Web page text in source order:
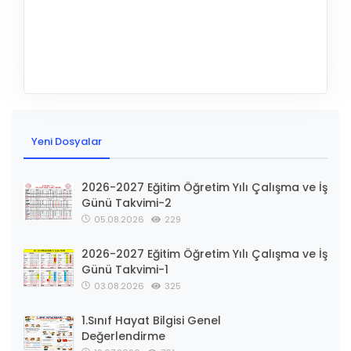
Yeni Dosyalar
2026-2027 Eğitim Öğretim Yılı Çalışma ve İş
Günü Takvimi-2
05.08.2026 229
2026-2027 Eğitim Öğretim Yılı Çalışma ve İş
Günü Takvimi-1
03.08.2026 325
1.Sınıf Hayat Bilgisi Genel
Değerlendirme